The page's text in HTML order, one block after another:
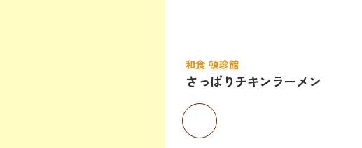
和食 頓珍館
さっぱりチキンラーメン